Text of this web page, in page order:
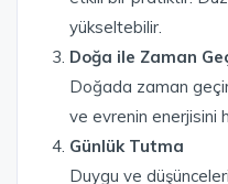
yükseltebilir.
Doğa ile Zaman
Doğada zaman
ve evrenin enerjisini
Günlük Tutma
Duygu ve